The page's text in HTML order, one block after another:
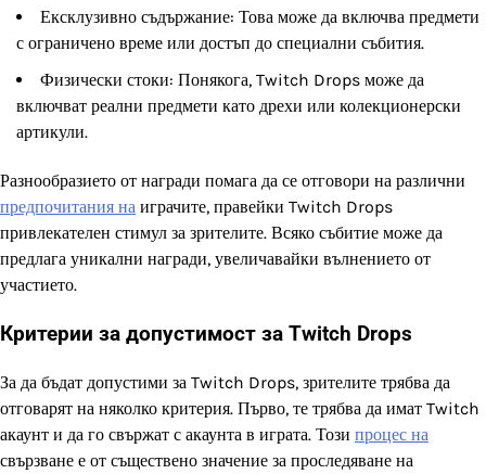
Ексклузивно съдържание: Това може да включва предмети
с ограничено време или достъп до специални събития.
Физически стоки: Понякога, Twitch Drops може да
включват реални предмети като дрехи или колекционерски
артикули.
Разнообразието от награди помага да се отговори на различни
предпочитания на играчите, правейки Twitch Drops
привлекателен стимул за зрителите. Всяко събитие може да
предлага уникални награди, увеличавайки вълнението от
участието.
Критерии за допустимост за Twitch Drops
За да бъдат допустими за Twitch Drops, зрителите трябва да
отговарят на няколко критерия. Първо, те трябва да имат Twitch
акаунт и да го свържат с акаунта в играта. Този процес на
свързване е от съществено значение за проследяване на